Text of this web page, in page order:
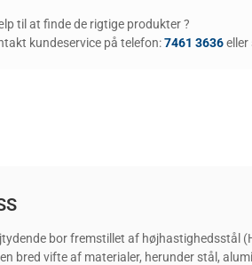
til at finde de rigtige produkter ?
kundeservice på telefon:7461 3636eller
bor fremstillet af højhastighedsstål
bred vifte af materialer, herunder stål,